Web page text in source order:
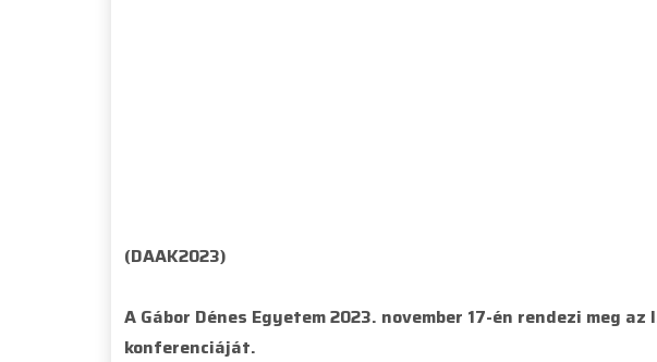
(DAAK2023)
A Gábor Dénes Egyetem 2023. november 17-én rendezi
konferenciáját.